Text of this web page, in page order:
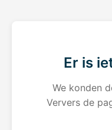
Er is
We konden
Ververs de